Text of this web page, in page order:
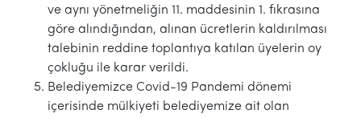
ve aynı yönetmeliğin 11. maddesinin 1. fıkrasına
göre alındığından, alınan ücretlerin kaldırılması
talebinin reddine toplantıya katılan üyelerin oy
çokluğu ile karar verildi.
Belediyemizce Covid-19 Pandemi dönemi
içerisinde mülkiyeti belediyemize ait olan